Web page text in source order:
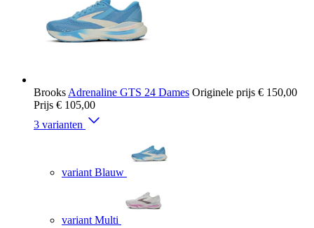
Brooks Adrenaline GTS 24 Dames Originele prijs € 150,00
Prijs € 105,00
3 varianten
variant Blauw
variant Multi